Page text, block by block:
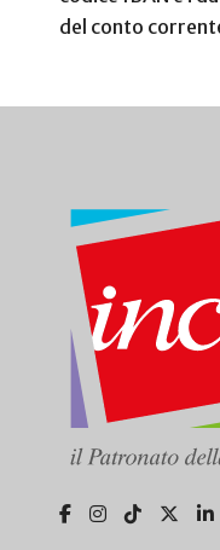
del conto